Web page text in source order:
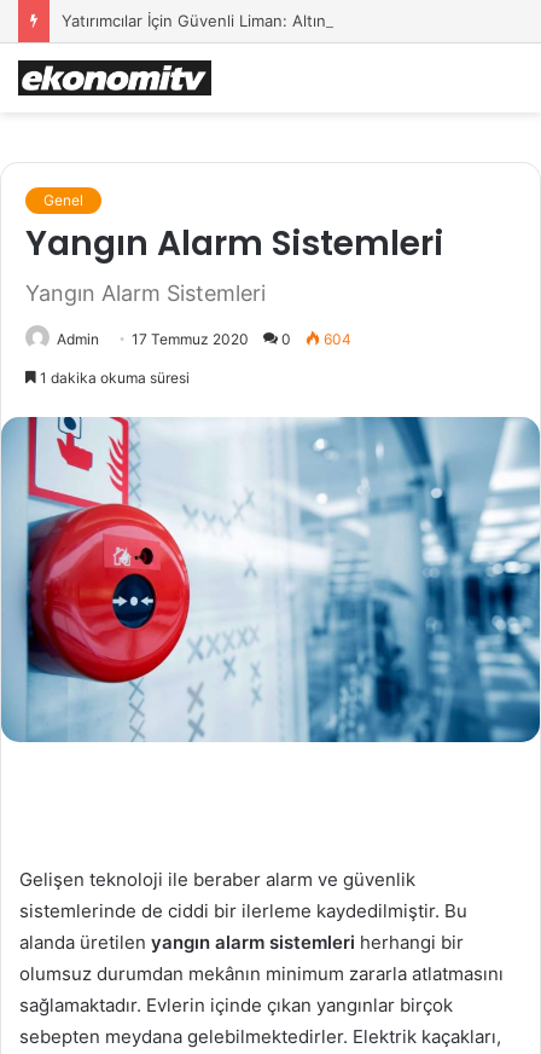
Yatırımcılar İçin Güvenli Liman: Altın Hâlâ İlk Sırada mı?
Genel
Yangın Alarm Sistemleri
Yangın Alarm Sistemleri
Admin 17 Temmuz 2020 0 604
1 dakika okuma süresi
Gelişen teknoloji ile beraber alarm ve güvenlik
sistemlerinde de ciddi bir ilerleme kaydedilmiştir. Bu
alanda üretilen yangın alarm sistemleri herhangi bir
olumsuz durumdan mekânın minimum zararla atlatmasını
sağlamaktadır. Evlerin içinde çıkan yangınlar birçok
sebepten meydana gelebilmektedirler. Elektrik kaçakları,